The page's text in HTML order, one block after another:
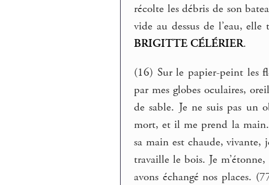
récolte les débris de son
vide au dessus de l’eau,
BRIGITTE CÉLÉRIER.
(16) Sur le papier-peint les
par mes globes oculaires,
de sable. Je ne suis pas un
mort, et il me prend la main.
sa main est chaude, vivante,
travaille le bois. Je
avons échangé nos places.